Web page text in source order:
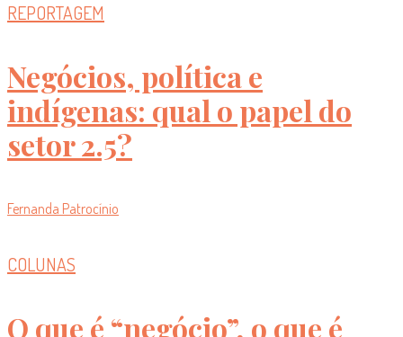
REPORTAGEM
Negócios, política e
indígenas: qual o papel do
setor 2.5?
Fernanda Patrocínio
COLUNAS
O que é “negócio”, o que é